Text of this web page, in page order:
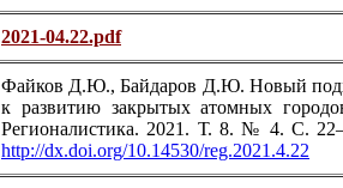
2021-04.22.pdf
Файков Д.Ю., Байдаров Д.Ю. Новый
к развитию закрытых атомных
Регионалистика. 2021. Т. 8. № 4. С.
http://dx.doi.org/10.14530/reg.2021.4.22